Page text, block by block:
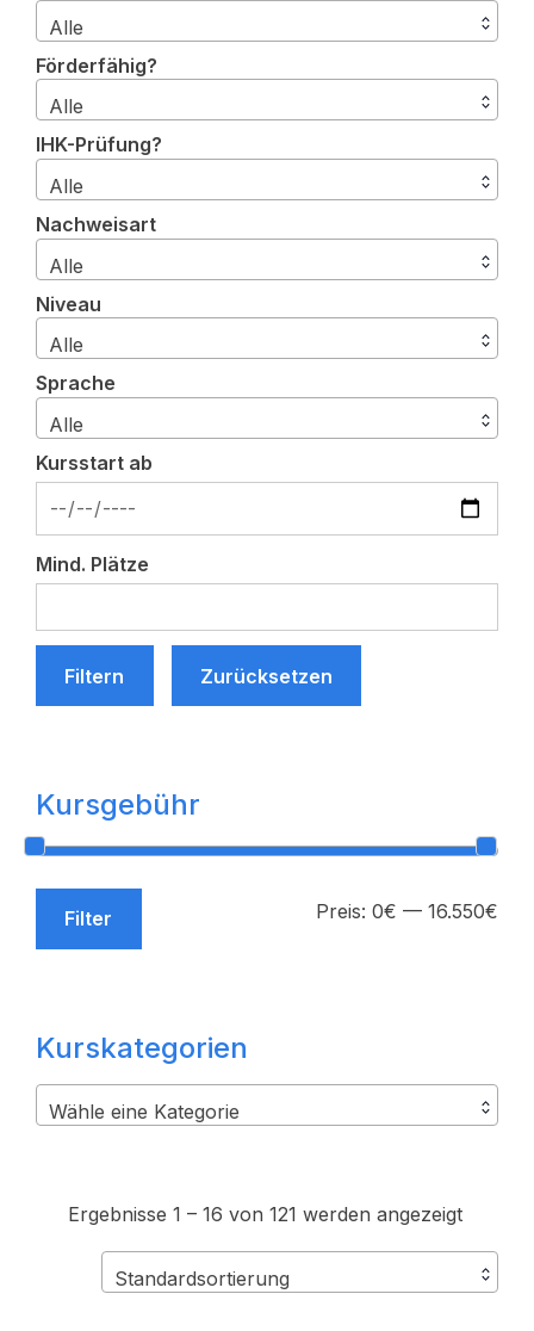
Ergebnisse 1 – 16 von 121 werden angezeigt
Standardsortierung
Alle
Förderfähig?
Alle
IHK-Prüfung?
Alle
Nachweisart
Alle
Niveau
Alle
Sprache
Alle
Kursstart ab
Mind. Plätze
Filtern Zurücksetzen
Kursgebühr
Filter Preis: 0€ — 16.550€
Kurskategorien
Wähle eine Kategorie